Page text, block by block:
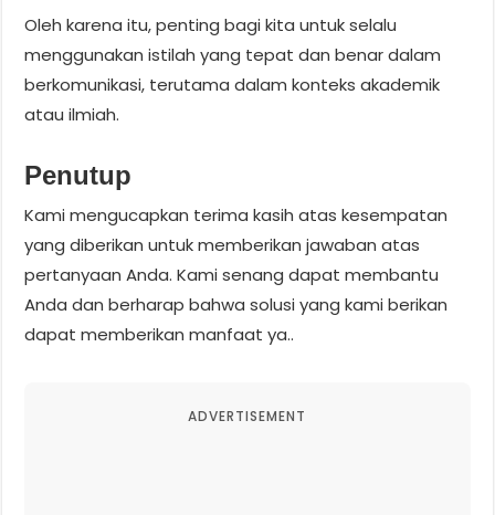
Oleh karena itu, penting bagi kita untuk selalu
menggunakan istilah yang tepat dan benar dalam
berkomunikasi, terutama dalam konteks akademik
atau ilmiah.
Penutup
Kami mengucapkan terima kasih atas kesempatan
yang diberikan untuk memberikan jawaban atas
pertanyaan Anda. Kami senang dapat membantu
Anda dan berharap bahwa solusi yang kami berikan
dapat memberikan manfaat ya..
ADVERTISEMENT